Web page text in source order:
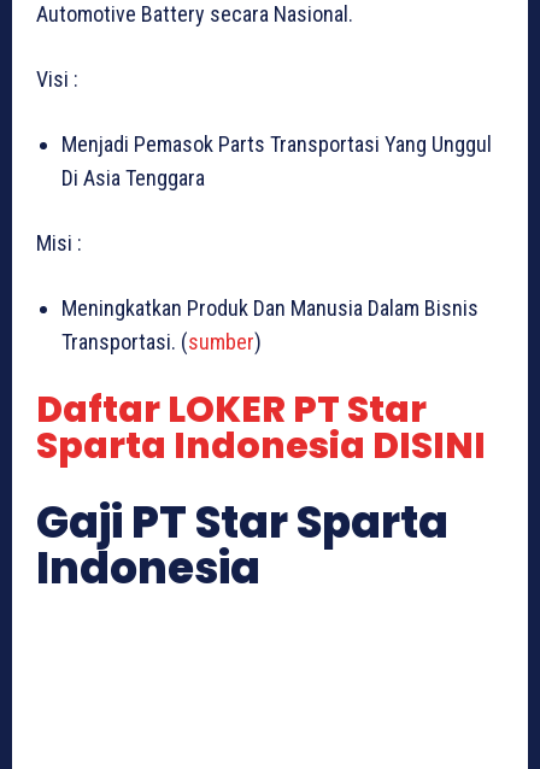
Automotive Battery secara Nasional.
Visi :
Menjadi Pemasok Parts Transportasi Yang Unggul
Di Asia Tenggara
Misi :
Meningkatkan Produk Dan Manusia Dalam Bisnis
Transportasi. (sumber)
Daftar LOKER PT Star
Sparta Indonesia DISINI
Gaji PT Star Sparta
Indonesia